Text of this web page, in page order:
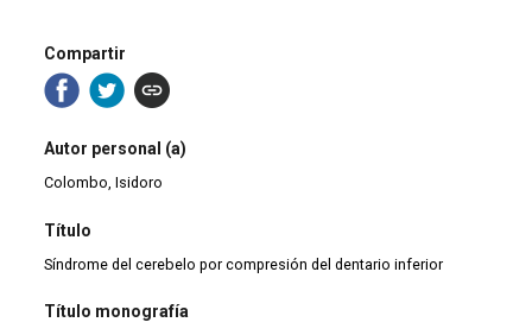
Compartir
Autor personal (a)
Colombo, Isidoro
Título
Síndrome del cerebelo por compresión del dentario inferior
Título monografía